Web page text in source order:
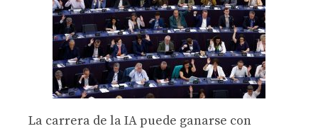
La carrera de la IA puede ganarse con